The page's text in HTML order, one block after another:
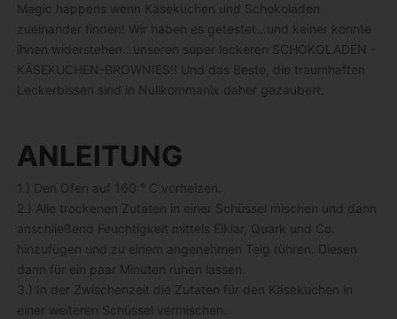
Magic happens wenn Käsekuchen und Schokoladen
zueinander finden! Wir haben es getestet…und keiner konnte
ihnen widerstehen…unseren super leckeren SCHOKOLADEN -
KÄSEKUCHEN-BROWNIES!! Und das Beste, die traumhaften
Leckerbissen sind in Nullkommanix daher gezaubert.
ANLEITUNG
1.) Den Ofen auf 160 ° C vorheizen.
2.) Alle trockenen Zutaten in einer Schüssel mischen und dann
anschließend Feuchtigkeit mittels Eiklar, Quark und Co.
hinzufügen und zu einem angenehmen Teig rühren. Diesen
dann für ein paar Minuten ruhen lassen.
3.) In der Zwischenzeit die Zutaten für den Käsekuchen in
einer weiteren Schüssel vermischen.